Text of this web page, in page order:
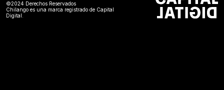
©2024 Derechos Reservados
Chilango es una marca registrado de Capital
Digital.